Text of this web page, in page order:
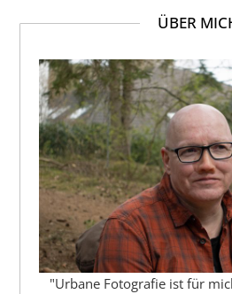
ÜBER
"Urbane Fotografie ist für